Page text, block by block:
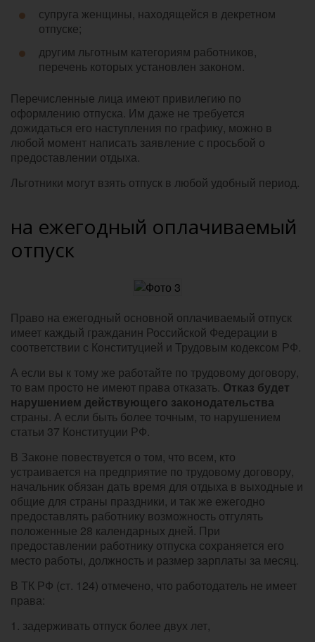
супруга женщины, находящейся в декретном
отпуске;
другим льготным категориям работников,
перечень которых установлен законом.
Перечисленные лица имеют привилегию по
оформлению отпуска. Им даже не требуется
дожидаться его наступления по графику, можно в
любой момент написать заявление с просьбой о
предоставлении отдыха.
Льготники могут взять отпуск в любой удобный период.
на ежегодный оплачиваемый
отпуск
Право на ежегодный основной оплачиваемый отпуск
имеет каждый гражданин Российской Федерации в
соответствии с Конституцией и Трудовым кодексом РФ.
А если вы к тому же работайте по трудовому договору,
то вам просто не имеют права отказать. Отказ будет
нарушением действующего законодательства
страны. А если быть более точным, то нарушением
статьи 37 Конституции РФ.
В Законе повествуется о том, что всем, кто
устраивается на предприятие по трудовому договору,
начальник обязан дать время для отдыха в выходные и
общие для страны праздники, и так же ежегодно
предоставлять работнику возможность отгулять
положенные 28 календарных дней. При
предоставлении работнику отпуска сохраняется его
место работы, должность и размер зарплаты за месяц.
В ТК РФ (ст. 124) отмечено, что работодатель не имеет
права:
1. задерживать отпуск более двух лет,